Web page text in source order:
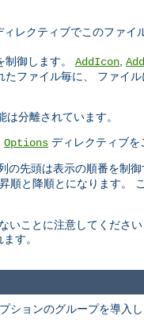
ィレクティブでこのファイ
御します。 AddIcon,
ファイル毎に、 ファイ
分離されています。
Options ディレクティブを
の先頭は表示の順番を制
順と降順とになります。
いことに注意してくださ
す。
ョンのグループを導入